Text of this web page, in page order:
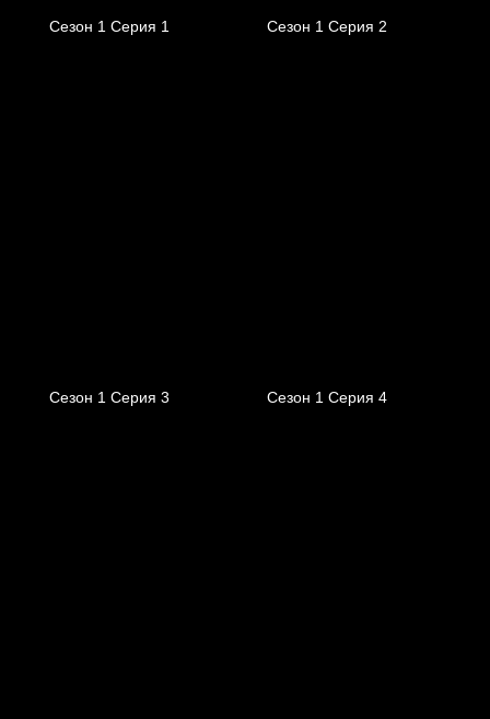
Сезон 1 Серия 1 Сезон 1 Серия 2
Сезон 1 Серия 3 Сезон 1 Серия 4